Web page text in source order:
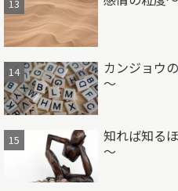
カンジョウ
～
知れば知る
～